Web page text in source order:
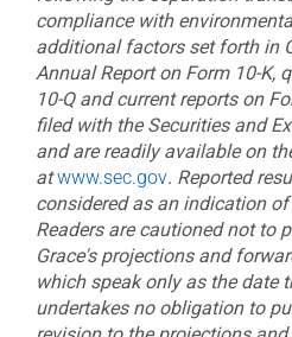
compliance with
additional factors set forth in
Annual Report on Form 10-K,
10-Q and current reports on
filed with the Securities and
and are readily available on
atwww.sec.gov. Reported
considered as an indication
Readers are cautioned not to
Grace's projections and
which speak only as the date
undertakes no obligation to